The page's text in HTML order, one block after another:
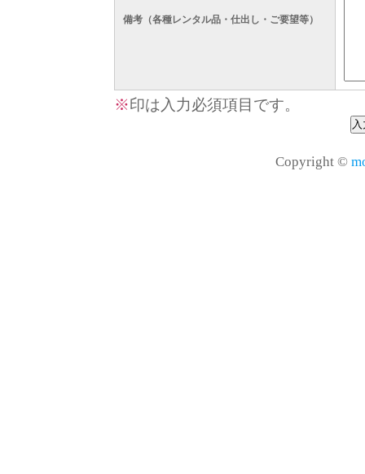
備考（各種レンタル品・仕出し・ご要望等）
※印は入力必須項目です。
Copyright ©